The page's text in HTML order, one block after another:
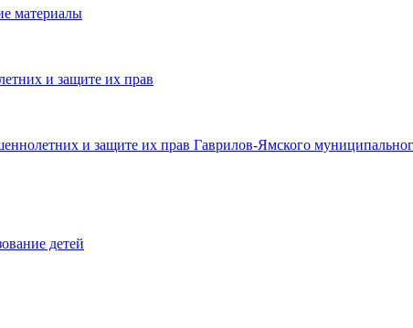
материалы
и защите их прав
и защите их прав Гаврилов-Ямского
детей